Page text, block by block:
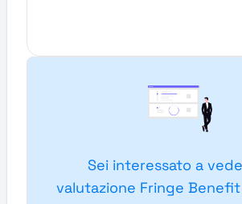
Sei interessato a
valutazione Fringe